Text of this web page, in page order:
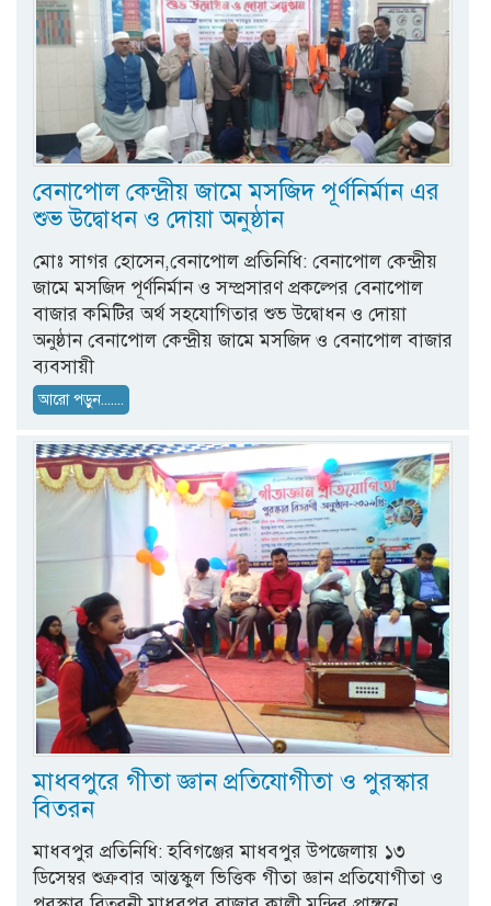
বেনাপোল কেন্দ্রীয় জামে মসজিদ পূর্ণনির্মান এর
শুভ উদ্বোধন ও দোয়া অনুষ্ঠান
মোঃ সাগর হোসেন,বেনাপোল প্রতিনিধি: বেনাপোল কেন্দ্রীয়
জামে মসজিদ পূর্ণনির্মান ও সম্প্রসারণ প্রকল্পের বেনাপোল
বাজার কমিটির অর্থ সহযোগিতার শুভ উদ্বোধন ও দোয়া
অনুষ্ঠান বেনাপোল কেন্দ্রীয় জামে মসজিদ ও বেনাপোল বাজার
ব্যবসায়ী
আরো পড়ুন.......
মাধবপুরে গীতা জ্ঞান প্রতিযোগীতা ও পুরস্কার
বিতরন
মাধবপুর প্রতিনিধি: হবিগঞ্জের মাধবপুর উপজেলায় ১৩
ডিসেম্বর শুক্রবার আন্তস্কুল ভিত্তিক গীতা জ্ঞান প্রতিযোগীতা ও